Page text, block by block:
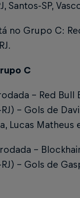
Santos-SP,
no Grupo C:
C
– Red Bull
– Gols de
Lucas Matheus
–
– Gols de